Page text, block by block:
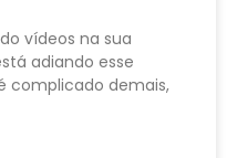
vídeos na sua
adiando esse
complicado demais,